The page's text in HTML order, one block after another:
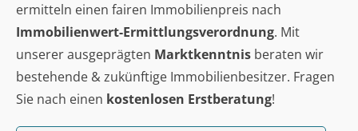
ermitteln einen fairen Immobilienpreis nach
Immobilienwert-Ermittlungsverordnung. Mit
unserer ausgeprägten Marktkenntnis beraten wir
bestehende & zukünftige Immobilienbesitzer. Fragen
Sie nach einen kostenlosen Erstberatung!